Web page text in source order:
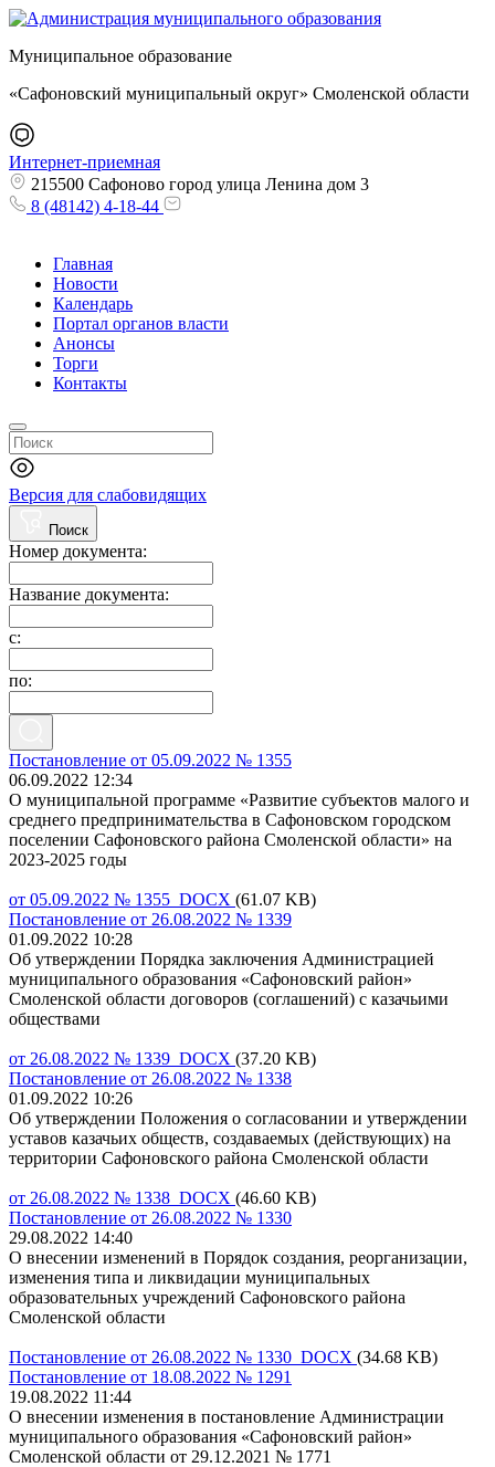
Муниципальное образование
«Сафоновский муниципальный округ» Смоленской области
Интернет-приемная
215500 Сафоново город улица Ленина дом 3
8 (48142) 4-18-44
Главная
Новости
Календарь
Портал органов власти
Анонсы
Торги
Контакты
Версия для слабовидящих
Поиск
Номер документа:
Название документа:
с:
по:
Постановление от 05.09.2022 № 1355
06.09.2022 12:34
О муниципальной программе «Развитие субъектов малого и
среднего предпринимательства в Сафоновском городском
поселении Сафоновского района Смоленской области» на
2023-2025 годы
от 05.09.2022 № 1355 DOCX (61.07 KB)
Постановление от 26.08.2022 № 1339
01.09.2022 10:28
Об утверждении Порядка заключения Администрацией
муниципального образования «Сафоновский район»
Смоленской области договоров (соглашений) с казачьими
обществами
от 26.08.2022 № 1339 DOCX (37.20 KB)
Постановление от 26.08.2022 № 1338
01.09.2022 10:26
Об утверждении Положения о согласовании и утверждении
уставов казачьих обществ, создаваемых (действующих) на
территории Сафоновского района Смоленской области
от 26.08.2022 № 1338 DOCX (46.60 KB)
Постановление от 26.08.2022 № 1330
29.08.2022 14:40
О внесении изменений в Порядок создания, реорганизации,
изменения типа и ликвидации муниципальных
образовательных учреждений Сафоновского района
Смоленской области
Постановление от 26.08.2022 № 1330 DOCX (34.68 KB)
Постановление от 18.08.2022 № 1291
19.08.2022 11:44
О внесении изменения в постановление Администрации
муниципального образования «Сафоновский район»
Смоленской области от 29.12.2021 № 1771